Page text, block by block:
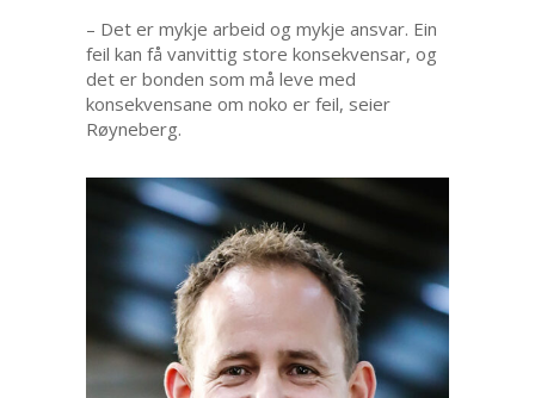
– Det er mykje arbeid og mykje ansvar. Ein
feil kan få vanvittig store konsekvensar, og
det er bonden som må leve med
konsekvensane om noko er feil, seier
Røyneberg.